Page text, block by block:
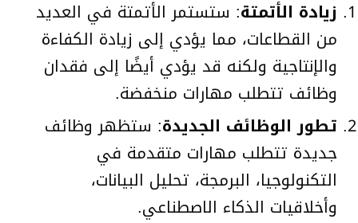
زيادة الأتمتة: ستستمر الأتمتة في العديد
من القطاعات، مما يؤدي إلى زيادة الكفاءة
والإنتاجية ولكنه قد يؤدي أيضًا إلى فقدان
وظائف تتطلب مهارات منخفضة.
تطور الوظائف الجديدة: ستظهر وظائف
جديدة تتطلب مهارات متقدمة في
التكنولوجيا، البرمجة، تحليل البيانات،
وأخلاقيات الذكاء الاصطناعي.